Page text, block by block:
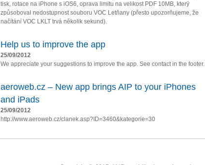
tisk, rotace na iPhone s iOS6, oprava limitu na velikost PDF 10MB, který
způsoboval nedostupnost souboru VOC Letňany (přesto upozorňujeme, že
načítání VOC LKLT trvá několik sekund).
Help us to improve the app
25/09/2012
We appreciate your suggestions to improve the app. See contact in the footer.
aeroweb.cz – New app brings AIP to your iPhones
and iPads
25/09/2012
http://www.aeroweb.cz/clanek.asp?ID=3460&kategorie=30